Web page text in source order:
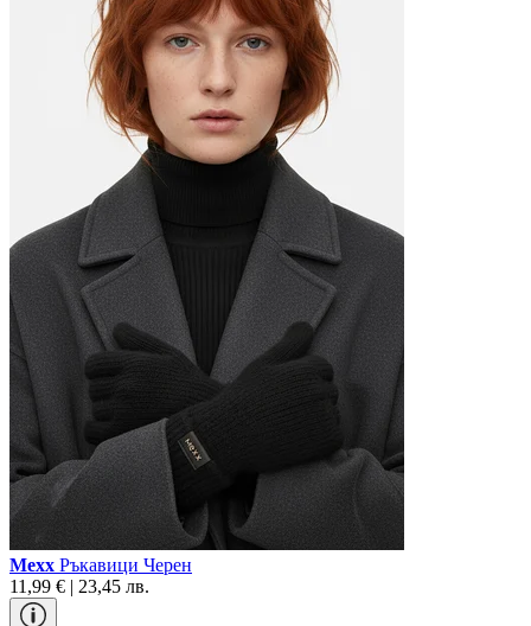
Mexx Ръкавици Черен
11,99 € | 23,45 лв.